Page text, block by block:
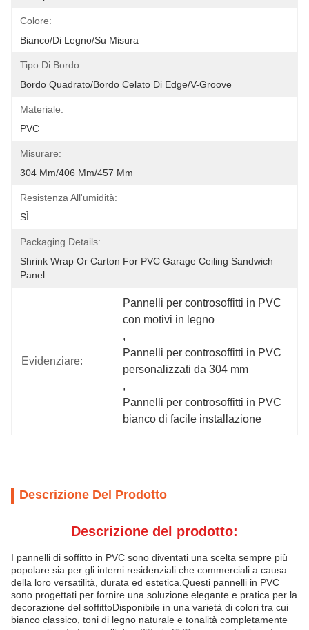
Colore:
Bianco/di Legno/su Misura
Tipo Di Bordo:
Bordo Quadrato/bordo Celato Di Edge/V-Groove
Materiale:
PVC
Misurare:
304 Mm/406 Mm/457 Mm
Resistenza All'umidità:
SÌ
Packaging Details:
Shrink Wrap Or Carton For PVC Garage Ceiling Sandwich
Panel
Evidenziare:
Pannelli per controsoffitti in PVC
con motivi in ​​legno
,
Pannelli per controsoffitti in PVC
personalizzati da 304 mm
,
Pannelli per controsoffitti in PVC
bianco di facile installazione
Descrizione Del Prodotto
Descrizione del prodotto:
I pannelli di soffitto in PVC sono diventati una scelta sempre più
popolare sia per gli interni residenziali che commerciali a causa
della loro versatilità, durata ed estetica.Questi pannelli in PVC
sono progettati per fornire una soluzione elegante e pratica per la
decorazione del soffittoDisponibile in una varietà di colori tra cui
bianco classico, toni di legno naturale e tonalità completamente